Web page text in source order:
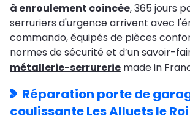
à enroulement coincée, 365 jours
serruriers d'urgence arrivent avec
commando, équipés de pièces
normes de sécurité et d’un savoir-
métallerie-serrurerie made in
Réparation porte de
coulissante Les Alluets le Roi